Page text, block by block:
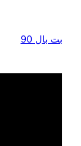
محتوابت بال 90